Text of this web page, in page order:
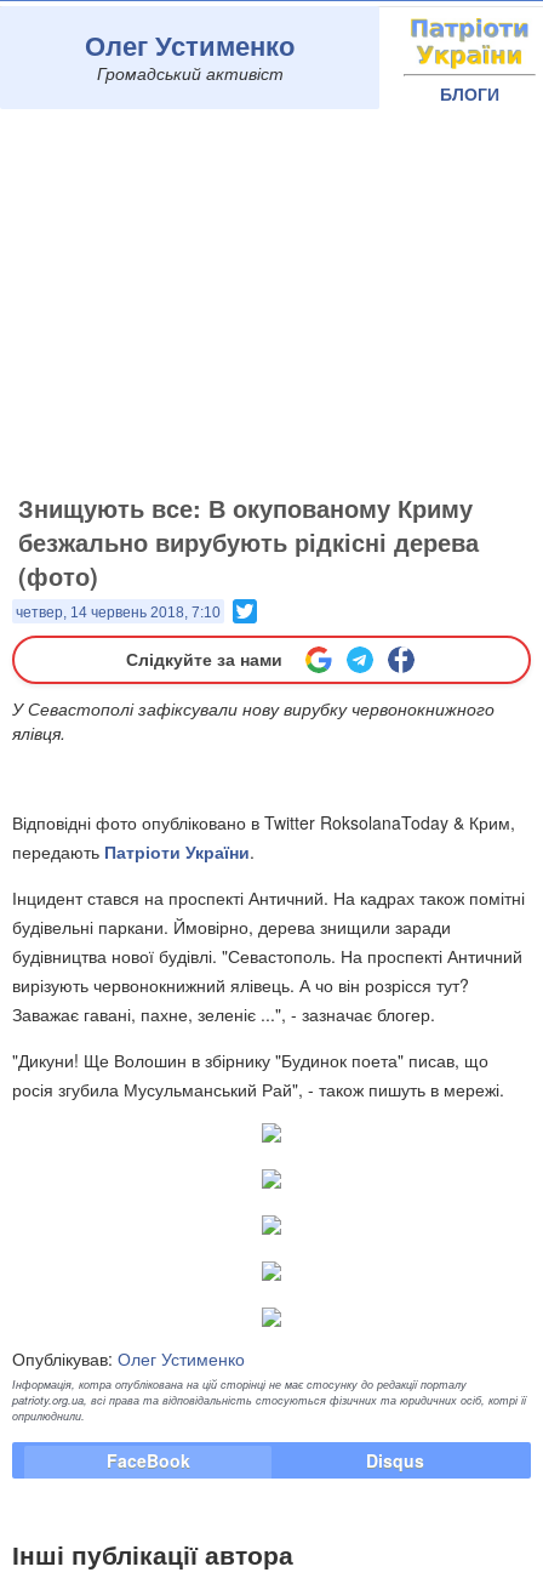
Олег Устименко
Громадський активіст
БЛОГИ
Знищують все: В окупованому Криму
безжально вирубують рідкісні дерева
(фото)
четвер, 14 червень 2018, 7:10
Слідкуйте за нами
У Севастополі зафіксували нову вирубку червонокнижного
ялівця.
Відповідні фото опубліковано в Twitter RoksolanaToday & Крим,
передають Патріоти України.
Інцидент стався на проспекті Античний. На кадрах також помітні
будівельні паркани. Ймовірно, дерева знищили заради
будівництва нової будівлі. "Севастополь. На проспекті Античний
вирізують червонокнижний ялівець. А чо він розрісся тут?
Заважає гавані, пахне, зеленіє ...", - зазначає блогер.
"Дикуни! Ще Волошин в збірнику "Будинок поета" писав, що
росія згубила Мусульманський Рай", - також пишуть в мережі.
Опублікував: Олег Устименко
Інформація, котра опублікована на цій сторінці не має стосунку до редакції порталу
patrioty.org.ua, всі права та відповідальність стосуються фізичних та юридичних осіб, котрі її
оприлюднили.
FaceBook Disqus
Інші публікації автора